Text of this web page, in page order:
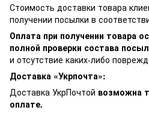
Стоимость доставки товара
получении посылки в
Оплата при получении товара
полной проверки состава
и отсутствие каких-либо
Доставка «Укрпочта»:
Доставка УкрПочтой возможна
оплате.